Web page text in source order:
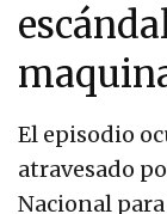
El episodio
atravesado
Nacional